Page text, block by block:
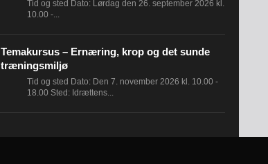
Tid og sted Dato: Lørdag den 26. september 2026 kl.
10.00 -...
Temakursus – Ernæring, krop og det sunde
træningsmiljø
Tid og sted Dato: Den 7. november 2026 kl. 10.00 -
18.00 Sted: Idrættens...